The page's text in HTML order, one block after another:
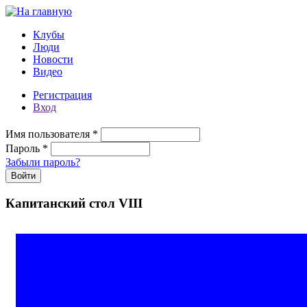
Перейти к основному содержанию
Клубы
Люди
Новости
Видео
Регистрация
Вход
Имя пользователя *
Пароль *
Забыли пароль?
Капитанский стол VIII